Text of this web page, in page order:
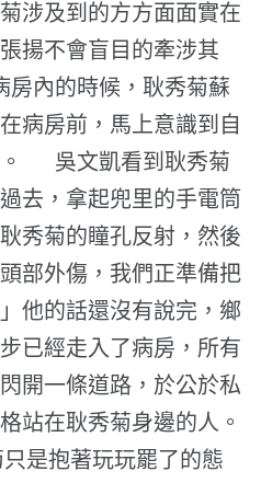
涉及到的方方面面實在
揚不會盲目的牽涉其
內的時候，耿秀菊蘇
病房前，馬上意識到自
。 吳文凱看到耿秀菊
去，拿起兜里的手電筒
秀菊的瞳孔反射，然後
部外傷，我們正準備把
他的話還沒有說完，鄉
已經走入了病房，所有
開一條道路，於公於私
站在耿秀菊身邊的人。
是抱著玩玩罷了的態